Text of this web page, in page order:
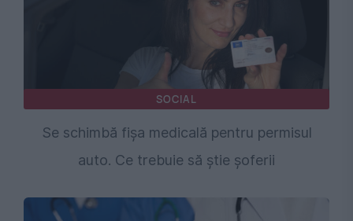
SOCIAL
Se schimbă fișa medicală pentru permisul
auto. Ce trebuie să știe șoferii